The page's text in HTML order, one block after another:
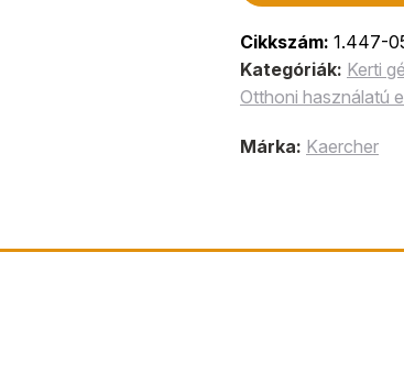
Cikkszám: 1.447-
Kategóriák: Kerti
Otthoni használatú
Márka: Kaercher